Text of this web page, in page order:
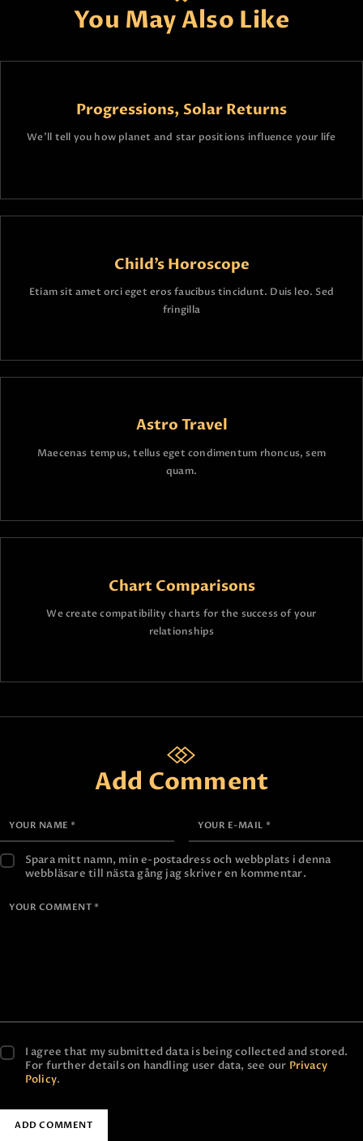
You May Also Like
Progressions, Solar Returns
We’ll tell you how planet and star positions influence your life
Child’s Horoscope
Etiam sit amet orci eget eros faucibus tincidunt. Duis leo. Sed
fringilla
Astro Travel
Maecenas tempus, tellus eget condimentum rhoncus, sem
quam.
Chart Comparisons
We create compatibility charts for the success of your
relationships
Add Comment
Spara mitt namn, min e-postadress och webbplats i denna
webbläsare till nästa gång jag skriver en kommentar.
I agree that my submitted data is being collected and stored.
For further details on handling user data, see our Privacy
Policy.